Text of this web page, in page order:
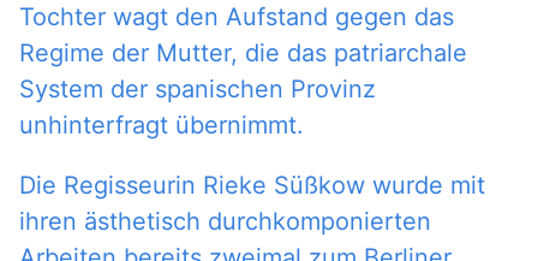
Tochter wagt den Aufstand gegen das
Regime der Mutter, die das patriarchale
System der spanischen Provinz
unhinterfragt übernimmt.
Die Regisseurin Rieke Süßkow wurde mit
ihren ästhetisch durchkomponierten